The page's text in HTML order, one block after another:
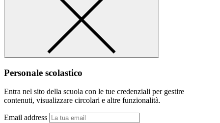
Personale scolastico
Entra nel sito della scuola con le tue credenziali per gestire
contenuti, visualizzare circolari e altre funzionalità.
Email address